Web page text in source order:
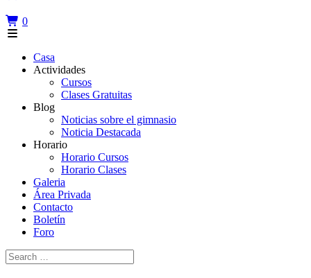
0
Casa
Actividades
Cursos
Clases Gratuitas
Blog
Noticias sobre el gimnasio
Noticia Destacada
Horario
Horario Cursos
Horario Clases
Galeria
Área Privada
Contacto
Boletín
Foro
Search
for: